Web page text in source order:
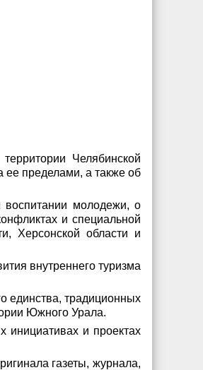
Челябинской
ее пределами, а также об
воспитании молодежи, о
и специальной
Херсонской области и
внутреннего туризма
единства, традиционных
Южного Урала.
и проектах
газеты, журнала,